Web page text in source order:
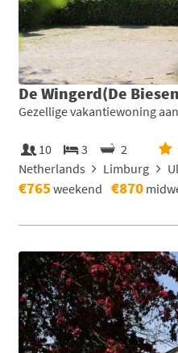
De Wingerd(De
Gezellige vakantiewoning
10 3
2
Netherlands
Limburg
€765weekend €870